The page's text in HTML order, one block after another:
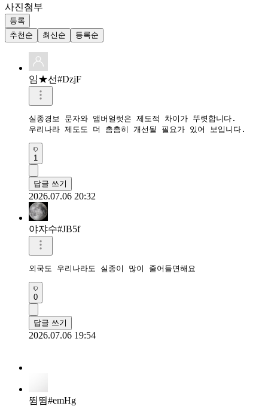
사진첨부
등록
추천순
최신순 등록순
임★선#DzjF
실종경보 문자와 앰버얼럿은 제도적 차이가 뚜렷합니다.
우리나라 제도도 더 촘촘히 개선될 필요가 있어 보입니다.
1
답글 쓰기
2026.07.06 20:32
야쟈수#JB5f
외국도 우리나라도 실종이 많이 줄어들면해요
0
답글 쓰기
2026.07.06 19:54
뜀뜀#emHg